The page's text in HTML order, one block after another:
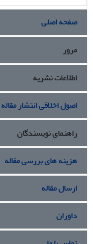
صفحه اصلی
مرور
اطلاعات نشریه
اصول اخلاقی انتشار مقاله
راهنمای نویسندگان
هزینه های بررسی مقاله
ارسال مقاله
داوران